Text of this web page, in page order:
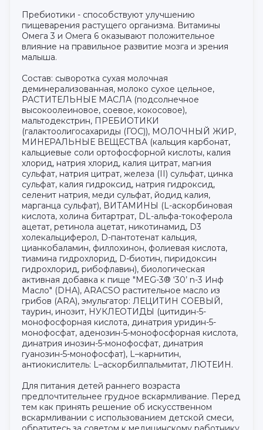
Пребиотики - способствуют улучшению
пищеварения растущего организма. Витамины
Омега 3 и Омега 6 оказывают положительное
влияние на правильное развитие мозга и зрения
малыша.
Состав: сыворотка сухая молочная
деминерализованная, молоко сухое цельное,
РАСТИТЕЛЬНЫЕ МАСЛА (подсолнечное
высокоолеиновое, соевое, кокосовое),
мальтодекстрин, ПРЕБИОТИКИ
(галактоолигосахариды (ГОС)), МОЛОЧНЫЙ ЖИР,
МИНЕРАЛЬНЫЕ ВЕЩЕСТВА (кальция карбонат,
кальциевые соли ортофосфорной кислоты, калия
хлорид, натрия хлорид, калия цитрат, магния
сульфат, натрия цитрат, железа (II) сульфат, цинка
сульфат, калия гидроксид, натрия гидроксид,
селенит натрия, меди сульфат, йодид калия,
марганца сульфат), ВИТАМИНЫ (L-аскорбиновая
кислота, холина битартрат, DL-альфа-токоферола
ацетат, ретинола ацетат, никотинамид, D3
холекальциферол, D-пантотенат кальция,
цианкобаламин, филлохинон, фолиевая кислота,
тиамина гидрохлорид, D-биотин, пиридоксин
гидрохлорид, рибофлавин), биологическая
активная добавка к пище "MEG-3® ‘30’ n-3 Инф
Масло" (DHA), ARACSO растительное масло из
грибов (ARA), эмульгатор: ЛЕЦИТИН СОЕВЫЙ,
таурин, инозит, НУКЛЕОТИДЫ (цитидин-5-
монофосфорная кислота, динатрия уридин-5-
монофосфат, аденозин-5-монофосфорная кислота,
динатрия инозин-5-монофосфат, динатрия
гуанозин-5-монофосфат), L–карнитин,
антиокислитель: L–аскорбилпальмитат, ЛЮТЕИН.
Для питания детей раннего возраста
предпочтительнее грудное вскармливание. Перед
тем как принять решение об искусственном
вскармливании с использованием детской смеси,